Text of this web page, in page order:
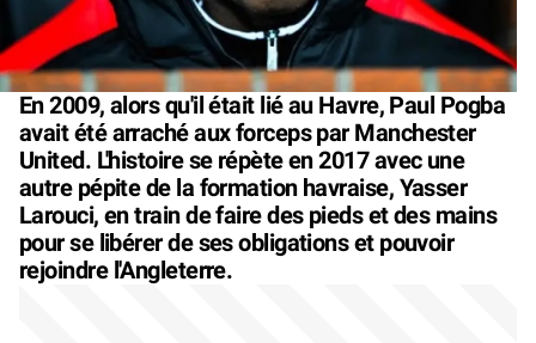
En 2009, alors qu'il était lié au Havre, Paul Pogba
avait été arraché aux forceps par Manchester
United. L'histoire se répète en 2017 avec une
autre pépite de la formation havraise, Yasser
Larouci, en train de faire des pieds et des mains
pour se libérer de ses obligations et pouvoir
rejoindre l'Angleterre.